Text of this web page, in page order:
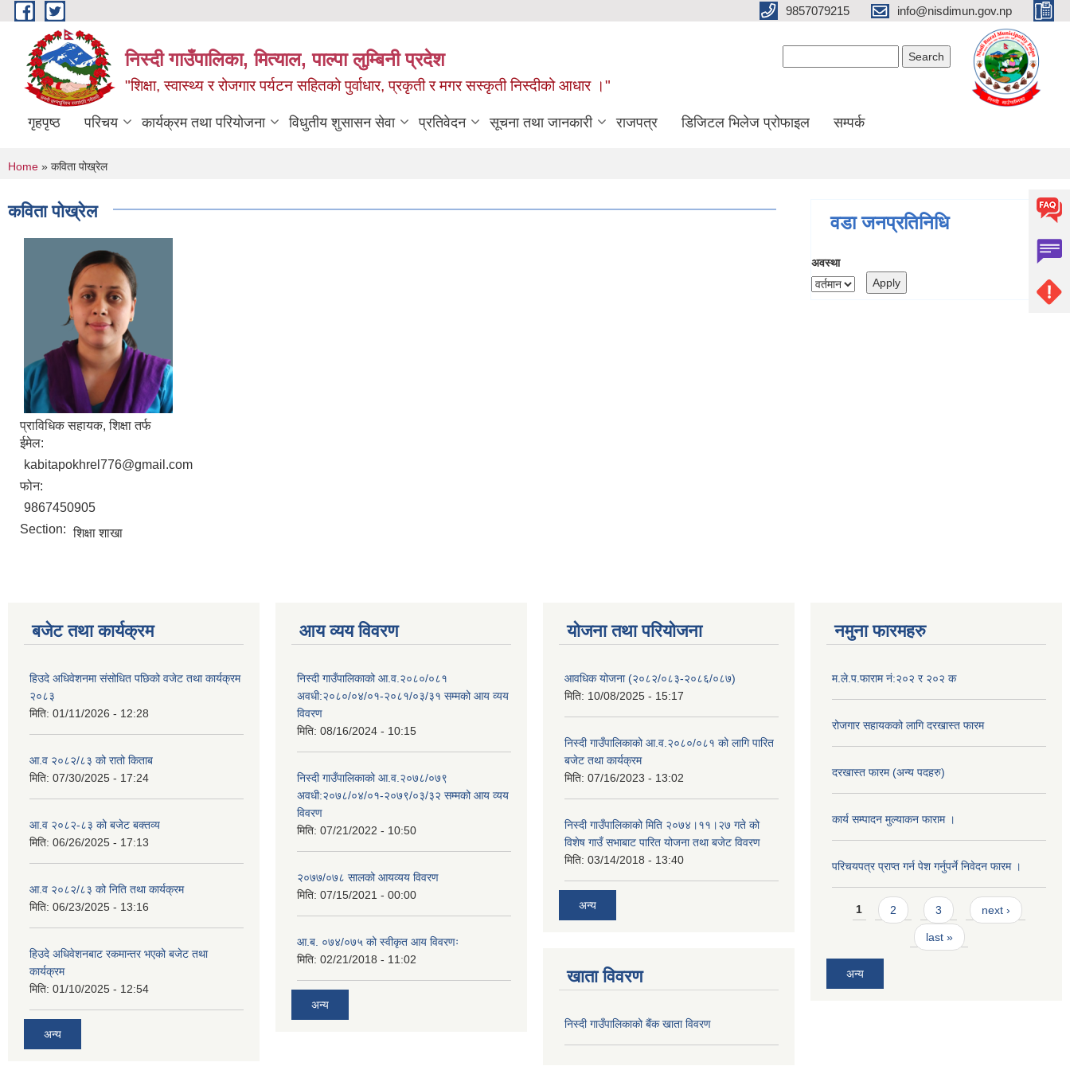
Skip to main content 9857079215 info@nisdimun.gov.np
निस्दी गाउँपालिका, मित्याल, पाल्पा लुम्बिनी प्रदेश
"शिक्षा, स्वास्थ्य र रोजगार पर्यटन सहितको पुर्वाधार, प्रकृती र मगर सस्कृती निस्दीको आधार ।"
गृहपृष्ठ परिचय कार्यक्रम तथा परियोजना विधुतीय शुसासन सेवा प्रतिवेदन सूचना तथा जानकारी राजपत्र डिजिटल भिलेज प्रोफाइल सम्पर्क
You are here
Home » कविता पोख्रेल
कविता पोख्रेल
प्राविधिक सहायक, शिक्षा तर्फ
ईमेल:
kabitapokhrel776@gmail.com
फोन:
9867450905
Section: शिक्षा शाखा
वडा जनप्रतिनिधि
अवस्था
बजेट तथा कार्यक्रम
हिउदे अधिवेशनमा संसोधित पछिको वजेट तथा कार्यक्रम
२०८३
मिति: 01/11/2026 - 12:28
आ.व २०८२/८३ को रातो किताब
मिति: 07/30/2025 - 17:24
आ.व २०८२-८३ को बजेट बक्तव्य
मिति: 06/26/2025 - 17:13
आ.व २०८२/८३ को निति तथा कार्यक्रम
मिति: 06/23/2025 - 13:16
हिउदे अधिवेशनबाट रकमान्तर भएको बजेट तथा
कार्यक्रम
मिति: 01/10/2025 - 12:54
अन्य
आय व्यय विवरण
निस्दी गाउँपालिकाको आ.व.२०८०/०८१
अवधी:२०८०/०४/०१-२०८१/०३/३१ सम्मको आय व्यय
विवरण
मिति: 08/16/2024 - 10:15
निस्दी गाउँपालिकाको आ.व.२०७८/०७९
अवधी:२०७८/०४/०१-२०७९/०३/३२ सम्मको आय व्यय
विवरण
मिति: 07/21/2022 - 10:50
२०७७/०७८ सालको आयव्यय विवरण
मिति: 07/15/2021 - 00:00
आ.ब. ०७४/०७५ को स्वीकृत आय विवरणः
मिति: 02/21/2018 - 11:02
अन्य
योजना तथा परियोजना
आवधिक योजना (२०८२/०८३-२०८६/०८७)
मिति: 10/08/2025 - 15:17
निस्दी गाउँपालिकाको आ.व.२०८०/०८१ को लागि पारित
बजेट तथा कार्यक्रम
मिति: 07/16/2023 - 13:02
निस्दी गाउँपालिकाको मिति २०७४।११।२७ गते को
विशेष गाउँ सभाबाट पारित योजना तथा बजेट विवरण
मिति: 03/14/2018 - 13:40
अन्य
खाता विवरण
निस्दी गाउँपालिकाको बैंक खाता विवरण
नमुना फारमहरु
म.ले.प.फाराम नं:२०२ र २०२ क
रोजगार सहायकको लागि दरखास्त फारम
दरखास्त फारम (अन्य पदहरु)
कार्य सम्पादन मुल्याक‌न फाराम ।
परिचयपत्र प्राप्त गर्न पेश गर्नुपर्ने निवेदन फारम ।
Pages
1 2 3 next ›
last »
अन्य